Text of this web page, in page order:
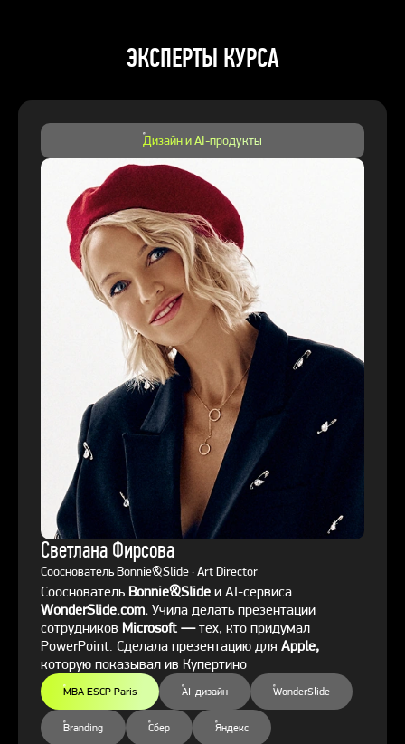
ЭКСПЕРТЫ КУРСА
Дизайн и AI-продукты
Светлана Фирсова
Сооснователь Bonnie&Slide · Art Director
Сооснователь Bonnie&Slide и AI-сервиса
WonderSlide.com. Учила делать презентации
сотрудников Microsoft —тех, кто придумал
PowerPoint. Сделала презентацию для Apple,
которую показывал ив Купертино
MBA ESCP Paris AI-дизайн WonderSlide
Branding Сбер Яндекс